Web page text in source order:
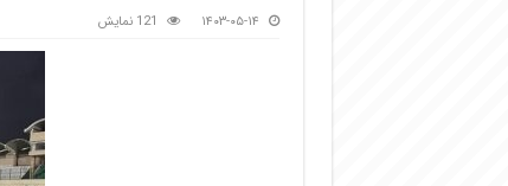
۱۴۰۳-۰۵-۱۴ 121 نمایش